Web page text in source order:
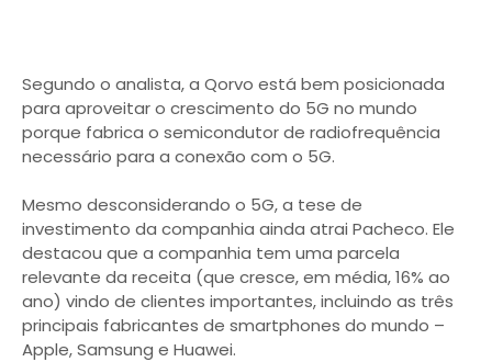
Segundo o analista, a Qorvo está bem posicionada
para aproveitar o crescimento do 5G no mundo
porque fabrica o semicondutor de radiofrequência
necessário para a conexão com o 5G.
Mesmo desconsiderando o 5G, a tese de
investimento da companhia ainda atrai Pacheco. Ele
destacou que a companhia tem uma parcela
relevante da receita (que cresce, em média, 16% ao
ano) vindo de clientes importantes, incluindo as três
principais fabricantes de smartphones do mundo –
Apple, Samsung e Huawei.